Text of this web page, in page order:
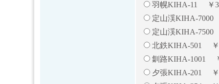
羽幌KIHA-11 ￥
定山渓KIHA-
定山渓KIHA-
北鉄KIHA-501
釧路KIHA-1001
夕張KIHA-201